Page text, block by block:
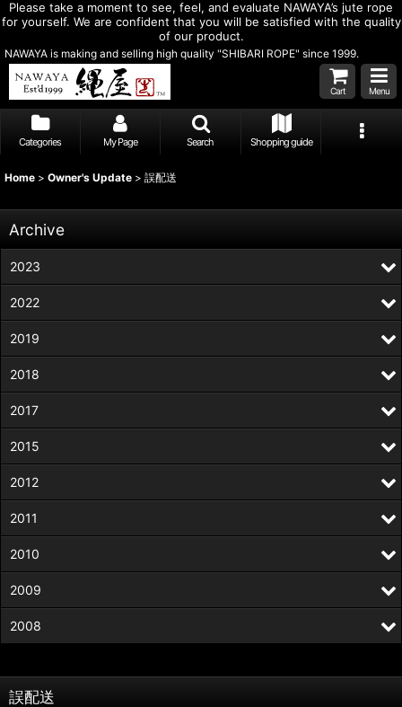
Please take a moment to see, feel, and evaluate NAWAYA’s jute rope
for yourself. We are confident that you will be satisfied with the quality
of our product.
NAWAYA is making and selling high quality "SHIBARI ROPE" since 1999.
Cart Menu
Categories My Page Search Shopping guide
Home > Owner's Update > 誤配送
誤配送
Archive
2023
2022
2019
2018
2017
2015
2012
2011
2010
2009
2008